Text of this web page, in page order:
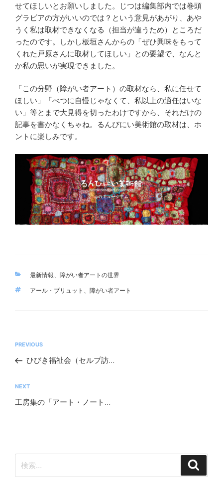
せてほしいとお願いしました。じつは編集部内では巻頭
グラビアの方がいいのでは？という意見があがり、あや
うく私は取材できなくなる（担当が違うため）ところだ
ったのです。しかし板垣さんからの「ぜひ興味をもって
くれた戸原さんに取材してほしい」との要望で、なんと
か私の思いが実現できました。
「この分野（障がい者アート）の取材なら、私に任せて
ほしい」「べつに自慢じゃなくて、私以上の適任はいな
い」等とまで大見得を切ったわけですから、それだけの
記事を書かなくちゃね。るんびにい美術館の取材は、ホ
ントに楽しみです。
カ
ゴ
最新情報、 障がい者アートの世界
タ
アール・ブリュット 、 障がい者アート
投
ナ
ビ
ー
ン
前
の
PREVIOUS
ひびき福祉会（セルプ訪問ルポ１）
次
の
NEXT
工房集の「アート・ノート」
索: